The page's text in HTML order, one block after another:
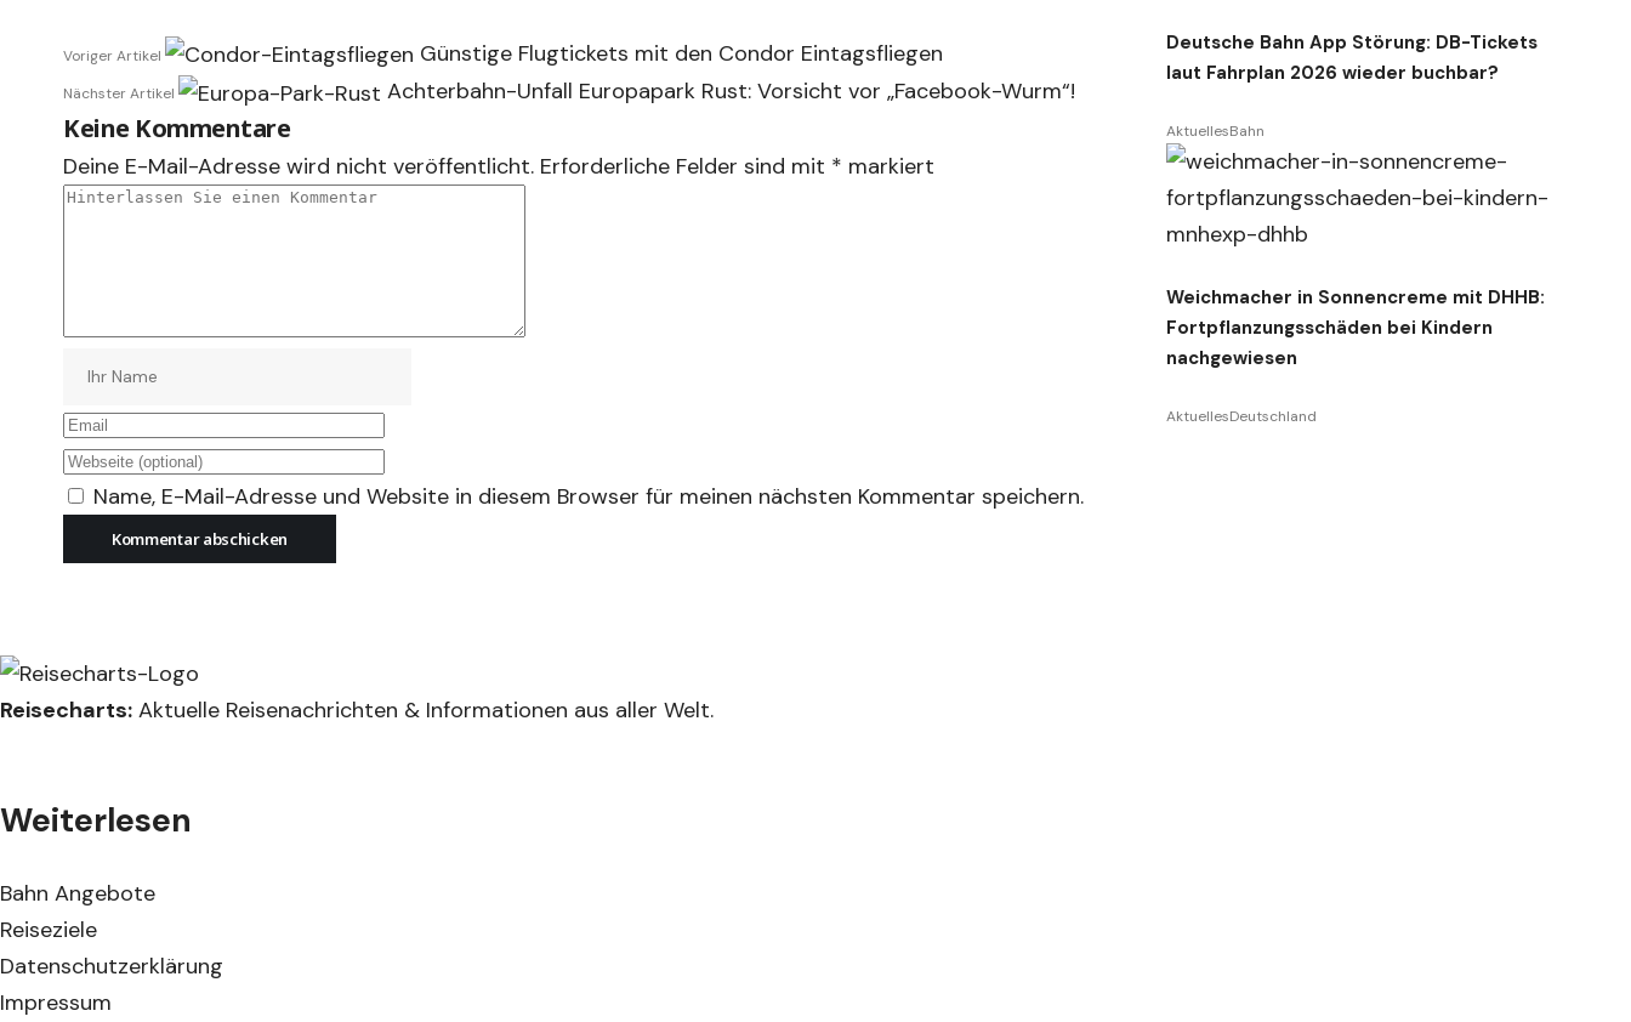
Voriger Artikel Günstige Flugtickets mit den Condor Eintagsfliegen
Nächster Artikel Achterbahn-Unfall Europapark Rust: Vorsicht vor „Facebook-Wurm“!
Keine Kommentare
Deine E-Mail-Adresse wird nicht veröffentlicht. Erforderliche Felder sind mit * markiert
Name, E-Mail-Adresse und Website in diesem Browser für meinen nächsten Kommentar speichern.
Deutsche Bahn App Störung: DB-Tickets
laut Fahrplan 2026 wieder buchbar?
AktuellesBahn
Weichmacher in Sonnencreme mit DHHB:
Fortpflanzungsschäden bei Kindern
nachgewiesen
AktuellesDeutschland
Reisecharts: Aktuelle Reisenachrichten & Informationen aus aller Welt.
Weiterlesen
Bahn Angebote
Reiseziele
Datenschutzerklärung
Impressum